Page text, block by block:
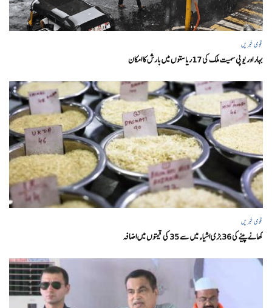
قومی خبریں
بہار اور یو پی سمیت ملک کی 17ریاستوں میں بارش کا امکان
قومی خبریں
کھانے پینے کی 36 بڑی اشیاء میں سے 35 کی قیمتوں میں اضافہ